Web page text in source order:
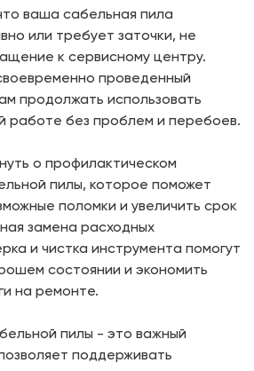
ваша сабельная пила
или требует заточки, не
к сервисному центру.
проведенный
продолжать использовать
работе без проблем и перебоев.
о профилактическом
пилы, которое поможет
поломки и увеличить срок
замена расходных
и чистка инструмента помогут
состоянии и экономить
на ремонте.
пилы - это важный
поддерживать